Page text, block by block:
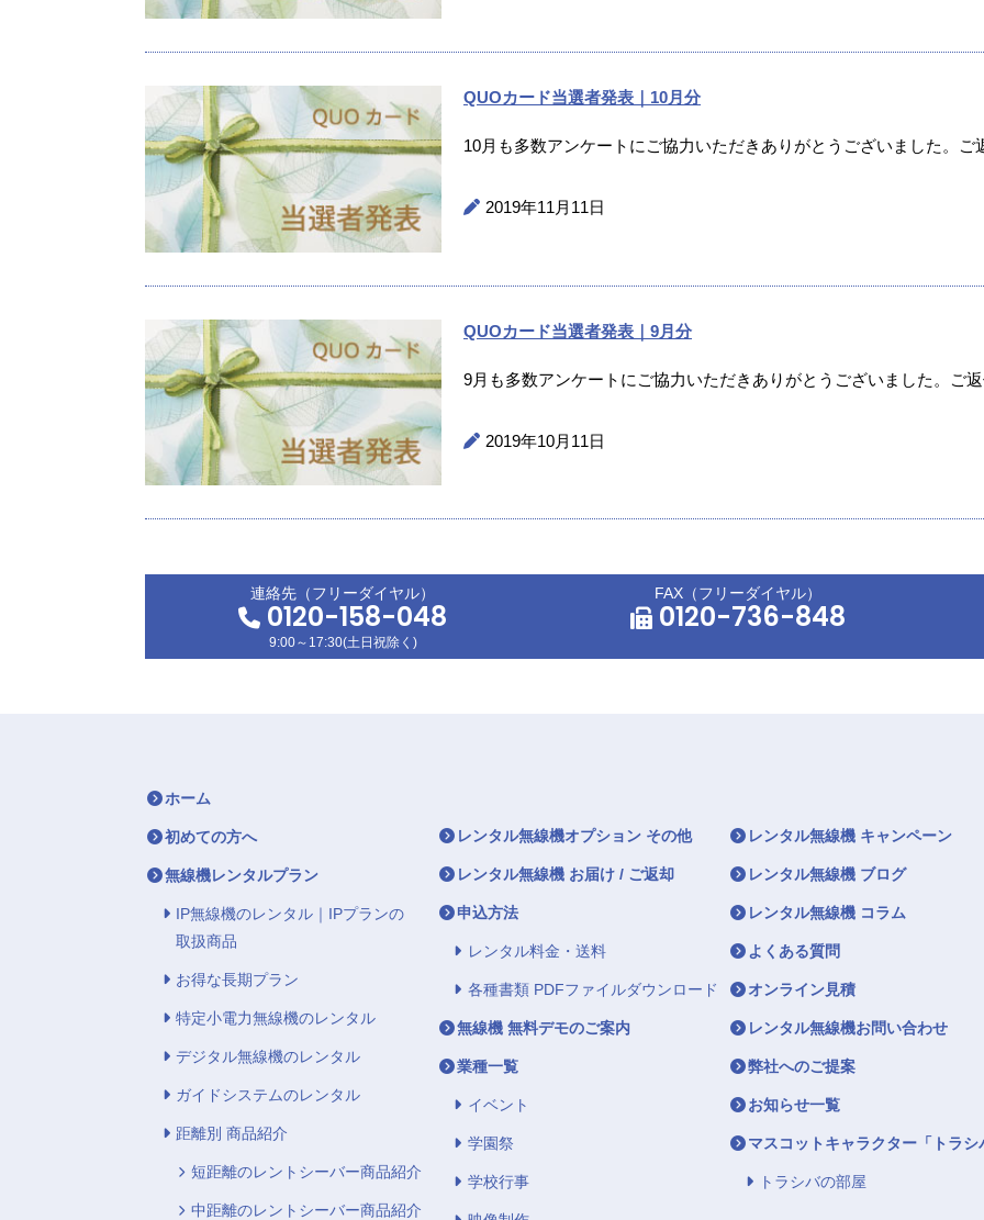
QUOカード当選者発表｜10月分
10月も多数アンケートにご協力いただきありがとうございました。
2019年11月11日
QUOカード当選者発表｜9月分
9月も多数アンケートにご協力いただきありがとうございました。ご
2019年10月11日
連絡先（フリーダイヤル）
0120-158-048
9:00～17:30(土日祝除く)
FAX（フリーダイヤル）
0120-736-848
ホーム
初めての方へ
無線機レンタルプラン
IP無線機のレンタル｜IPプランの
取扱商品
お得な長期プラン
特定小電力無線機のレンタル
デジタル無線機のレンタル
ガイドシステムのレンタル
距離別 商品紹介
短距離のレントシーバー商品紹介
中距離のレントシーバー商品紹介
レンタル無線機オプション その他
レンタル無線機 お届け / ご返却
申込方法
レンタル料金・送料
各種書類 PDFファイルダウンロード
無線機 無料デモのご案内
業種一覧
イベント
学園祭
学校行事
レンタル無線機 キャンペーン
レンタル無線機 ブログ
レンタル無線機 コラム
よくある質問
オンライン見積
レンタル無線機お問い合わせ
弊社へのご提案
お知らせ一覧
マスコットキャラクター「トラシ
トラシバの部屋